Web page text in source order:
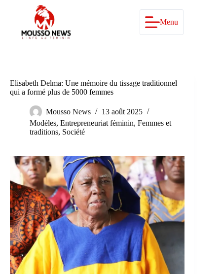
Menu
Elisabeth Delma: Une mémoire du tissage traditionnel
qui a formé plus de 5000 femmes
Mousso News
13 août 2025
Modèles, Entrepreneuriat féminin, Femmes et
traditions, Société